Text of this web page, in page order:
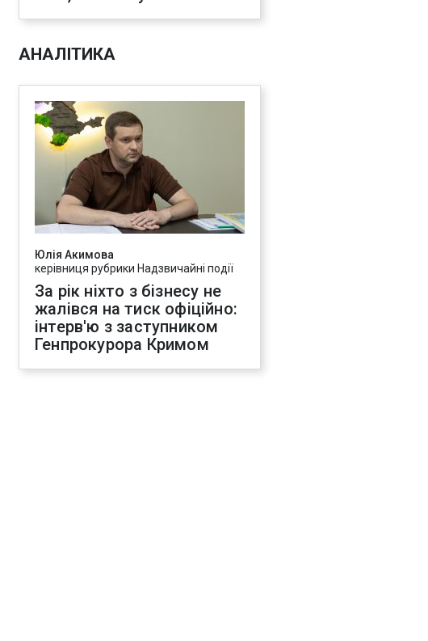
АНАЛІТИКА
Юлія Акимова
керівниця рубрики Надзвичайні події
За рік ніхто з бізнесу не
жалівся на тиск офіційно:
інтерв'ю з заступником
Генпрокурора Кримом